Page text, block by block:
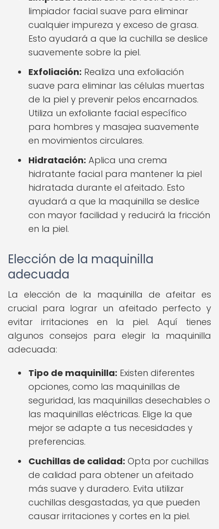
limpiador facial suave para eliminar
cualquier impureza y exceso de grasa.
Esto ayudará a que la cuchilla se deslice
suavemente sobre la piel.
Exfoliación: Realiza una exfoliación
suave para eliminar las células muertas
de la piel y prevenir pelos encarnados.
Utiliza un exfoliante facial específico
para hombres y masajea suavemente
en movimientos circulares.
Hidratación: Aplica una crema
hidratante facial para mantener la piel
hidratada durante el afeitado. Esto
ayudará a que la maquinilla se deslice
con mayor facilidad y reducirá la fricción
en la piel.
Elección de la maquinilla
adecuada
La elección de la maquinilla de afeitar es
crucial para lograr un afeitado perfecto y
evitar irritaciones en la piel. Aquí tienes
algunos consejos para elegir la maquinilla
adecuada:
Tipo de maquinilla: Existen diferentes
opciones, como las maquinillas de
seguridad, las maquinillas desechables o
las maquinillas eléctricas. Elige la que
mejor se adapte a tus necesidades y
preferencias.
Cuchillas de calidad: Opta por cuchillas
de calidad para obtener un afeitado
más suave y duradero. Evita utilizar
cuchillas desgastadas, ya que pueden
causar irritaciones y cortes en la piel.